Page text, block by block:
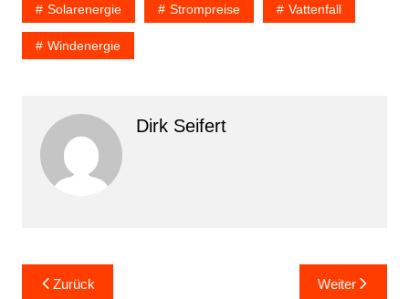
Solarenergie Strompreise Vattenfall
Windenergie
Dirk Seifert
Beitragsnavigation
Zurück Weiter